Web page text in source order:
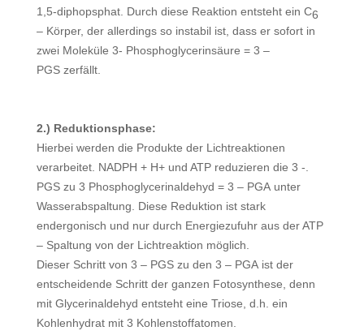
1,5-diphopsphat. Durch diese Reaktion entsteht ein C6
– Körper, der allerdings so instabil ist, dass er sofort in
zwei Moleküle 3- Phosphoglycerinsäure = 3 –
PGS zerfällt.
2.) Reduktionsphase:
Hierbei werden die Produkte der Lichtreaktionen
verarbeitet. NADPH + H+ und ATP reduzieren die 3 -.
PGS zu 3 Phosphoglycerinaldehyd = 3 – PGA unter
Wasserabspaltung. Diese Reduktion ist stark
endergonisch und nur durch Energiezufuhr aus der ATP
– Spaltung von der Lichtreaktion möglich.
Dieser Schritt von 3 – PGS zu den 3 – PGA ist der
entscheidende Schritt der ganzen Fotosynthese, denn
mit Glycerinaldehyd entsteht eine Triose, d.h. ein
Kohlenhydrat mit 3 Kohlenstoffatomen.